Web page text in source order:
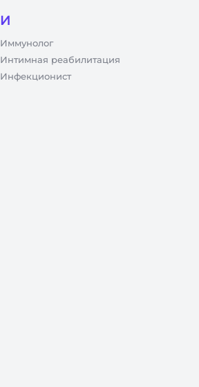
И
Иммунолог
Интимная реабилитация
Инфекционист